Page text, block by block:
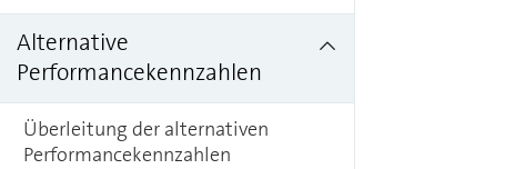
Alternative
Performancekennzahlen
Überleitung der alternativen
Performancekennzahlen